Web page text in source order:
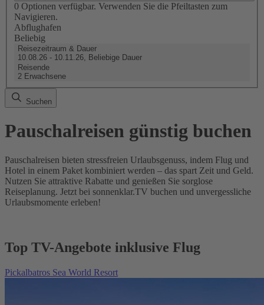
0 Optionen verfügbar. Verwenden Sie die Pfeiltasten zum
Navigieren.
Abflughafen
Beliebig
Reisezeitraum & Dauer
10.08.26 - 10.11.26, Beliebige Dauer
Reisende
2 Erwachsene
Suchen
Pauschalreisen günstig buchen
Pauschalreisen bieten stressfreien Urlaubsgenuss, indem Flug und
Hotel in einem Paket kombiniert werden – das spart Zeit und Geld.
Nutzen Sie attraktive Rabatte und genießen Sie sorglose
Reiseplanung. Jetzt bei sonnenklar.TV buchen und unvergessliche
Urlaubsmomente erleben!
Top TV-Angebote inklusive Flug
Pickalbatros Sea World Resort